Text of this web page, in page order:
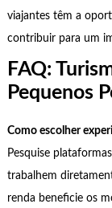
viajantes têm a
contribuir para um
FAQ:
Pequenos
Como escolher
Pesquise
trabalhem
renda beneficie os